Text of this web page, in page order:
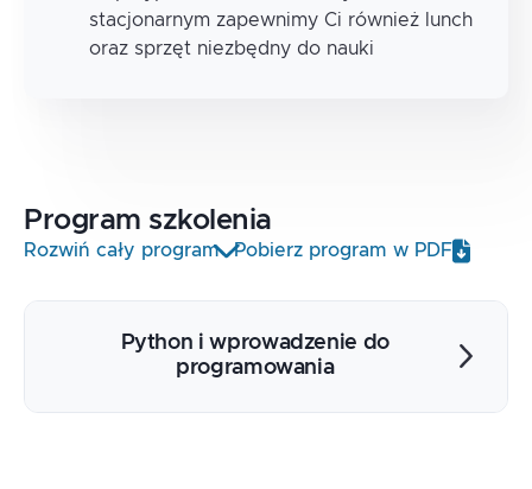
stacjonarnym zapewnimy Ci również lunch
oraz sprzęt niezbędny do nauki
Program szkolenia
Rozwiń cały program Pobierz program w PDF
Python i wprowadzenie do
programowania